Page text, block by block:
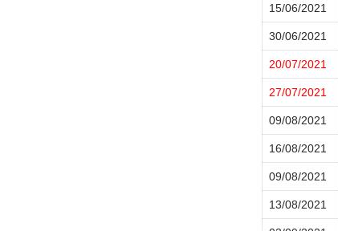
15/06/2021
30/06/2021
20/07/2021
27/07/2021
09/08/2021
16/08/2021
09/08/2021
13/08/2021